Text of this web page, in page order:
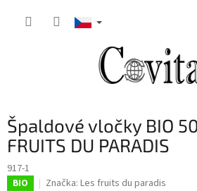
Špaldové vločky BIO
FRUITS DU PARADIS
917-1
BIO Značka: Les fruits du paradis